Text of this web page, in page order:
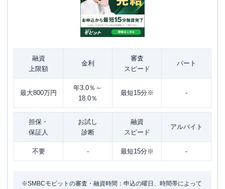
融資
上限額
金利
審査
スピード
パート
最大800万円
年3.0％～
18.0％
最短15分※ -
担保・
保証人
お試し
診断
融資
スピード
アルバイト
不要 - 最短15分※ -
※SMBCモビットの審査・融資時間：申込の曜日、時間帯によって